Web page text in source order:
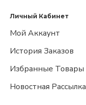
Личный Кабинет
Мой Аккаунт
История Заказов
Избранные Товары
Новостная Рассылка